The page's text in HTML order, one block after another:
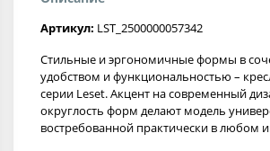
Артикул: LST_2500000057342
Стильные и эргономичные формы в
удобством и функциональностью –
серии Leset. Акцент на современный
округлость форм делают модель
востребованной практически в любом